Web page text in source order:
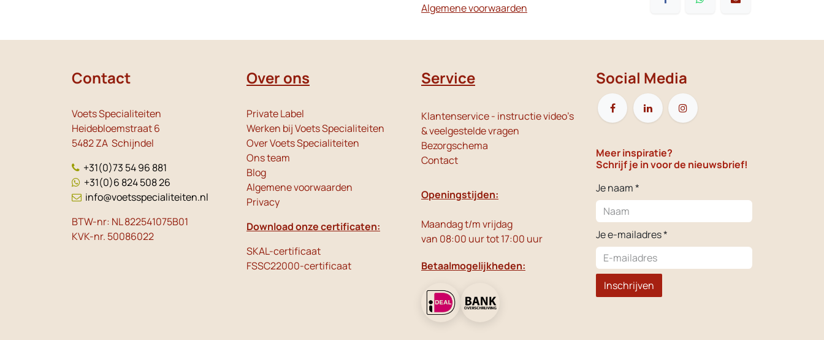
Algemene voorwaarden
Contact
Voets Specialiteiten
Heidebloemstraat 6
5482 ZA Schijndel
+31(0)73 54 96 881
+31(0)6 824 508 26
info@voetsspecialiteiten.nl
BTW-nr: NL 822541075B01
KVK-nr. 50086022
Over ons
Private Label
Werken bij Voets Specialiteiten
Over Voets Specialiteiten
Ons team
Blog
Algemene voorwaarden
Privacy
Download onze certificaten:
SKAL-certificaat
FSSC22000-certificaat
Service
Klantenservice - instructie video's
& veelgestelde vragen
Bezorgschema
Contact
Openingstijden:
Maandag t/m vrijdag
van 08:00 uur tot 17:00 uur
Betaalmogelijkheden:
Social Media
Meer inspiratie?
Schrijf je in voor de nieuwsbrief!
Je naam *
Je e-mailadres *
Inschrijven